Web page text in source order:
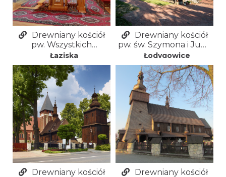
Drewniany kościół
pw. Wszystkich
Świętych w Łaziskach
Łaziska
Drewniany kościół
pw. św. Szymona i Judy
Tadeusza w
Łodygowicach
Łodygowice
Drewniany kościół
Drewniany kościół